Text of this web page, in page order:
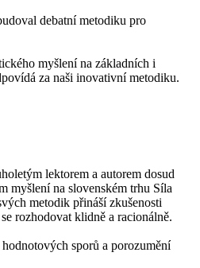
debatní metodiku pro
myšlení na základních i
za naši inovativní metodiku.
lektorem a autorem dosud
myšlení na slovenském trhu Síla
metodik přináší zkušenosti
rozhodovat klidně a racionálně.
sporů a porozumění